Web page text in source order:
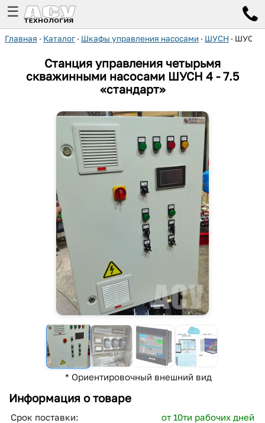
☰
Главная · Каталог · Шкафы управления насосами · ШУСН · ШУСН 4
Станция управления четырьмя
скважинными насосами ШУСН 4 - 7.5
«стандарт»
* Ориентировочный внешний вид
Информация о товаре
Срок поставки:
от 10ти рабочих дней